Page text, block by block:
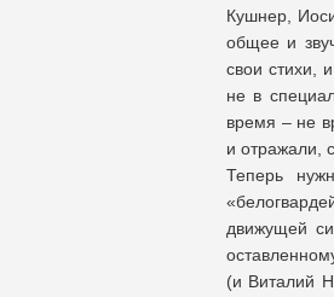
Кушнер,
общее и
свои стихи,
не в
время – не
и отражали,
Теперь
движущей
(и Виталий